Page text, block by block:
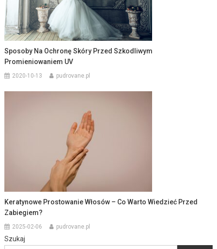
Sposoby Na Ochronę Skóry Przed Szkodliwym
Promieniowaniem UV
2020-10-13 pudrovane.pl
Keratynowe Prostowanie Włosów – Co Warto Wiedzieć Przed
Zabiegiem?
2025-02-06 pudrovane.pl
Szukaj